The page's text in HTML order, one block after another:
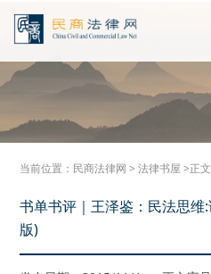
当前位置： 民商法律网 >法律书屋 >正文
书单书评｜王泽鉴：民法思
版)